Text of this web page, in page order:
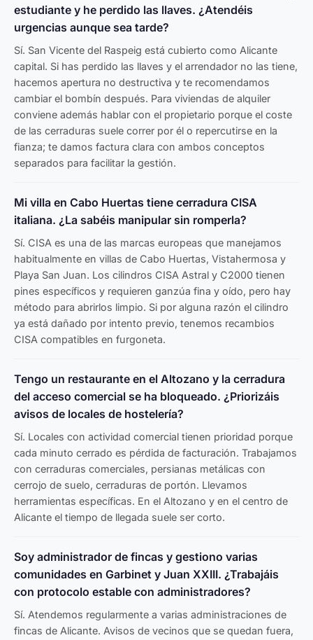
estudiante y he perdido las llaves. ¿Atendéis
urgencias aunque sea tarde?
Sí. San Vicente del Raspeig está cubierto como Alicante
capital. Si has perdido las llaves y el arrendador no las tiene,
hacemos apertura no destructiva y te recomendamos
cambiar el bombín después. Para viviendas de alquiler
conviene además hablar con el propietario porque el coste
de las cerraduras suele correr por él o repercutirse en la
fianza; te damos factura clara con ambos conceptos
separados para facilitar la gestión.
Mi villa en Cabo Huertas tiene cerradura CISA
italiana. ¿La sabéis manipular sin romperla?
Sí. CISA es una de las marcas europeas que manejamos
habitualmente en villas de Cabo Huertas, Vistahermosa y
Playa San Juan. Los cilindros CISA Astral y C2000 tienen
pines específicos y requieren ganzúa fina y oído, pero hay
método para abrirlos limpio. Si por alguna razón el cilindro
ya está dañado por intento previo, tenemos recambios
CISA compatibles en furgoneta.
Tengo un restaurante en el Altozano y la cerradura
del acceso comercial se ha bloqueado. ¿Priorizáis
avisos de locales de hostelería?
Sí. Locales con actividad comercial tienen prioridad porque
cada minuto cerrado es pérdida de facturación. Trabajamos
con cerraduras comerciales, persianas metálicas con
cerrojo de suelo, cerraduras de portón. Llevamos
herramientas específicas. En el Altozano y en el centro de
Alicante el tiempo de llegada suele ser corto.
Soy administrador de fincas y gestiono varias
comunidades en Garbinet y Juan XXIII. ¿Trabajáis
con protocolo estable con administradores?
Sí. Atendemos regularmente a varias administraciones de
fincas de Alicante. Avisos de vecinos que se quedan fuera,